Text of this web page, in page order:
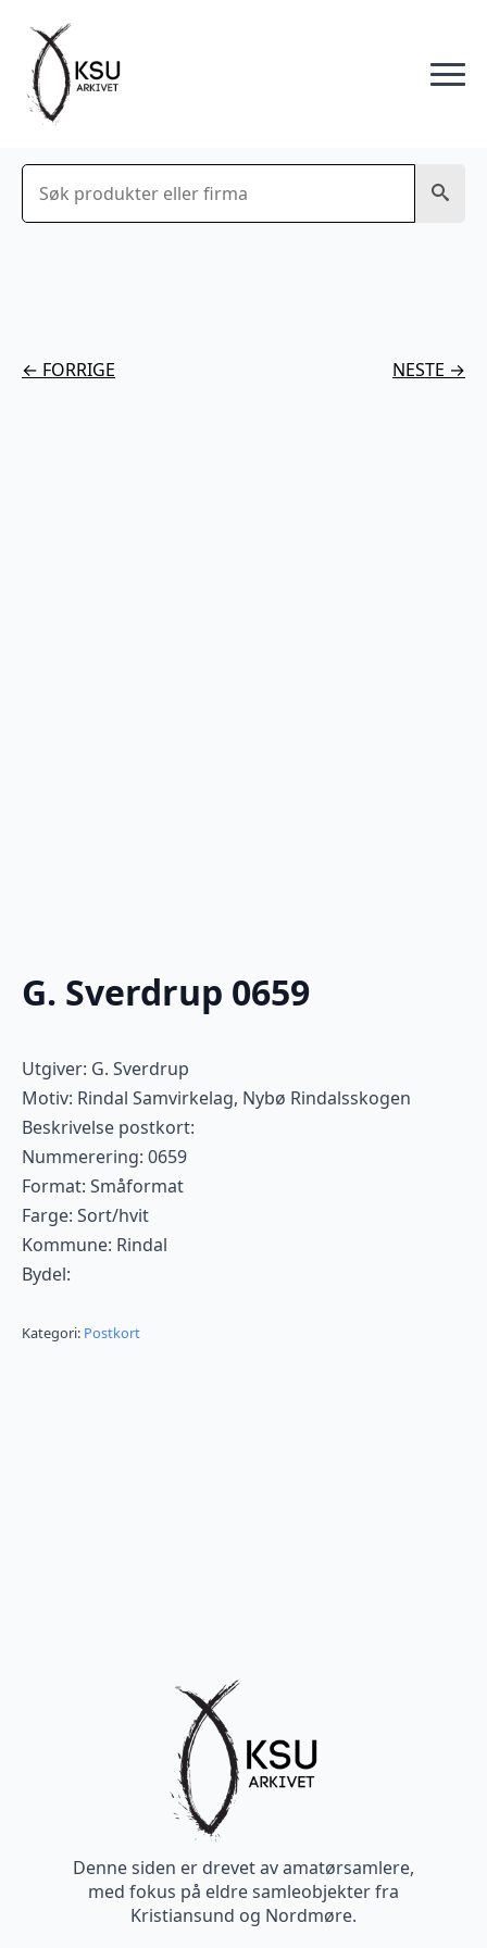
Søk
← FORRIGE NESTE →
G. Sverdrup 0659
Utgiver: G. Sverdrup
Motiv: Rindal Samvirkelag, Nybø Rindalsskogen
Beskrivelse postkort:
Nummerering: 0659
Format: Småformat
Farge: Sort/hvit
Kommune: Rindal
Bydel:
Kategori: Postkort
Denne siden er drevet av amatørsamlere,
med fokus på eldre samleobjekter fra
Kristiansund og Nordmøre.